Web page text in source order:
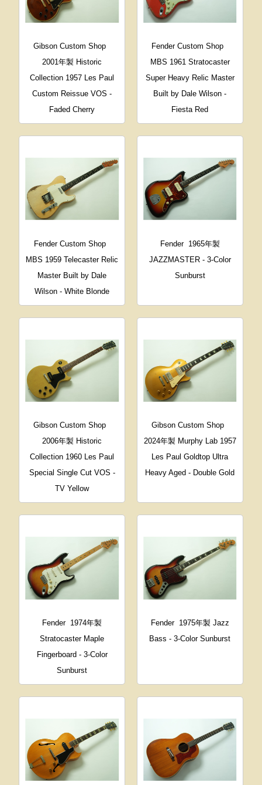
Gibson Custom Shop
2001年製 Historic
Collection 1957 Les Paul
Custom Reissue VOS -
Faded Cherry
Fender Custom Shop
MBS 1961 Stratocaster
Super Heavy Relic Master
Built by Dale Wilson -
Fiesta Red
Fender Custom Shop
MBS 1959 Telecaster Relic
Master Built by Dale
Wilson - White Blonde
Fender
1965年製
JAZZMASTER - 3-Color
Sunburst
Gibson Custom Shop
2006年製 Historic
Collection 1960 Les Paul
Special Single Cut VOS -
TV Yellow
Gibson Custom Shop
2024年製 Murphy Lab 1957
Les Paul Goldtop Ultra
Heavy Aged - Double Gold
Fender 1974年製
Stratocaster Maple
Fingerboard - 3-Color
Sunburst
Fender
1975年製 Jazz
Bass - 3-Color Sunburst